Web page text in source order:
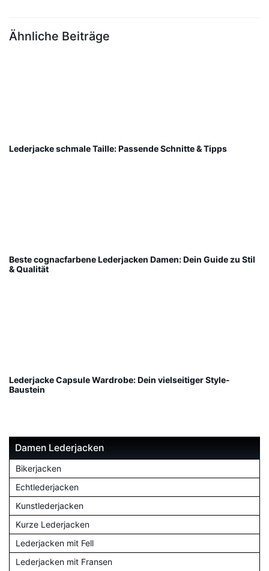
Ähnliche Beiträge
Lederjacke schmale Taille: Passende Schnitte & Tipps
Beste cognacfarbene Lederjacken Damen: Dein Guide zu Stil
& Qualität
Lederjacke Capsule Wardrobe: Dein vielseitiger Style-
Baustein
Damen Lederjacken
Bikerjacken
Echtlederjacken
Kunstlederjacken
Kurze Lederjacken
Lederjacken mit Fell
Lederjacken mit Fransen